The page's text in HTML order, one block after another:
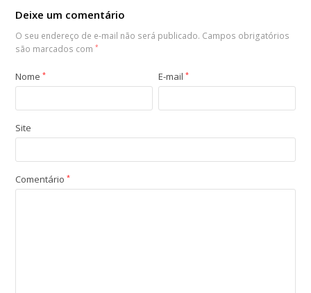
Deixe um comentário
O seu endereço de e-mail não será publicado. Campos obrigatórios
são marcados com*
Nome* E-mail*
Site
Comentário*